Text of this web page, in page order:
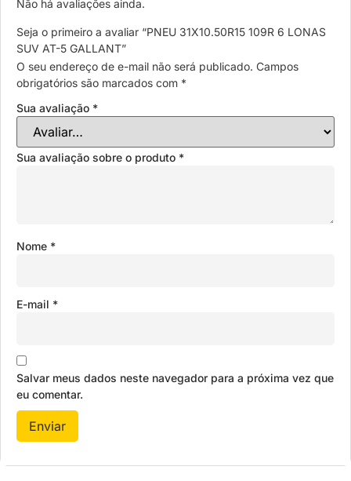
Não há avaliações ainda.
Seja o primeiro a avaliar “PNEU 31X10.50R15 109R 6 LONAS
SUV AT-5 GALLANT”
O seu endereço de e-mail não será publicado. Campos
obrigatórios são marcados com *
Sua avaliação *
Sua avaliação sobre o produto *
Nome *
E-mail *
Salvar meus dados neste navegador para a próxima vez que
eu comentar.